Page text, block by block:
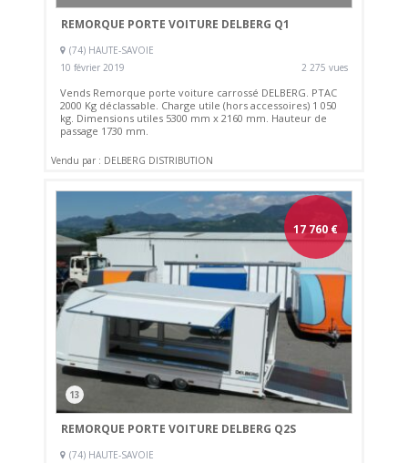
REMORQUE PORTE VOITURE DELBERG Q1
(74) HAUTE-SAVOIE
10 février 2019
2 275 vues
Vends Remorque porte voiture carrossé DELBERG. PTAC
2000 Kg déclassable. Charge utile (hors accessoires) 1 050
kg. Dimensions utiles 5300 mm x 2160 mm. Hauteur de
passage 1730 mm.
Vendu par : DELBERG DISTRIBUTION
17 760 €
13
REMORQUE PORTE VOITURE DELBERG Q2S
(74) HAUTE-SAVOIE